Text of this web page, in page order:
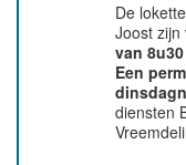
De
Joost
van
Een
diensten